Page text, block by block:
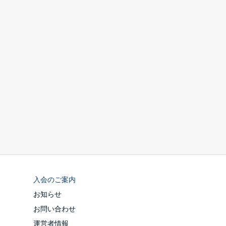
入会のご案内
お知らせ
お問い合わせ
運営者情報